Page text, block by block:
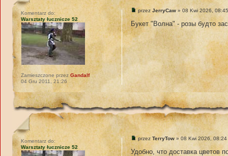
przezJerryCaw » 08 Kwi 2026,
Букет "Волна" - розы будто
Komentarz do:
Warsztaty łucznicze 52
Zamieszczone przezGandalf
04 Gru 2011, 21:26
przezTerryTow » 08 Kwi 2026, 08:24
Удобно, что доставка цветов
Komentarz do:
Warsztaty łucznicze 52